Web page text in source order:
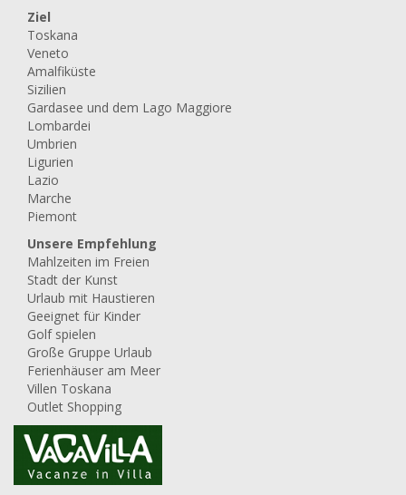
Ziel
Toskana
Veneto
Amalfiküste
Sizilien
Gardasee und dem Lago Maggiore
Lombardei
Umbrien
Ligurien
Lazio
Marche
Piemont
Unsere Empfehlung
Mahlzeiten im Freien
Stadt der Kunst
Urlaub mit Haustieren
Geeignet für Kinder
Golf spielen
Große Gruppe Urlaub
Ferienhäuser am Meer
Villen Toskana
Outlet Shopping